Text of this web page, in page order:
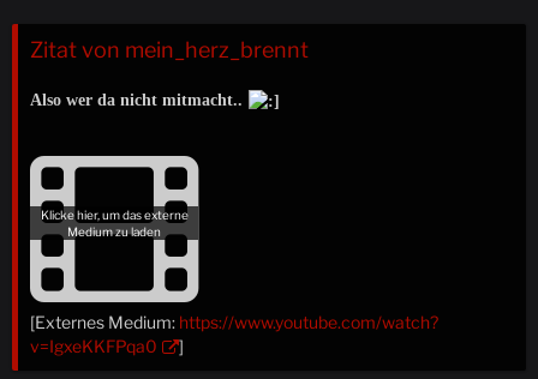
Zitat von mein_herz_brennt
Also wer da nicht mitmacht..
[Externes Medium: https://www.youtube.com/watch?
v=IgxeKKFPqa0
]